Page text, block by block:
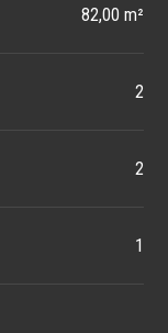
82,00 m²
2
2
1